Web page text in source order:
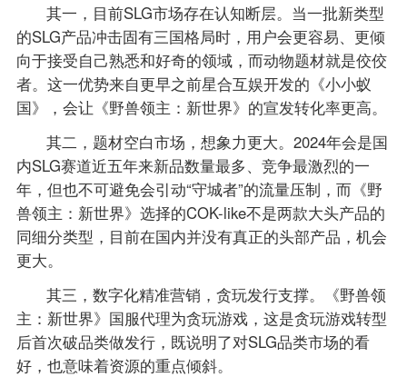
其一，目前SLG市场存在认知断层。当一批新类型
的SLG产品冲击固有三国格局时，用户会更容易、更倾
向于接受自己熟悉和好奇的领域，而动物题材就是佼佼
者。这一优势来自更早之前星合互娱开发的《小小蚁
国》，会让《野兽领主：新世界》的宣发转化率更高。
其二，题材空白市场，想象力更大。2024年会是国
内SLG赛道近五年来新品数量最多、竞争最激烈的一
年，但也不可避免会引动“守城者”的流量压制，而《野
兽领主：新世界》选择的COK-like不是两款大头产品的
同细分类型，目前在国内并没有真正的头部产品，机会
更大。
其三，数字化精准营销，贪玩发行支撑。《野兽领
主：新世界》国服代理为贪玩游戏，这是贪玩游戏转型
后首次破品类做发行，既说明了对SLG品类市场的看
好，也意味着资源的重点倾斜。